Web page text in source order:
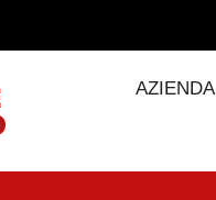
AZIENDA